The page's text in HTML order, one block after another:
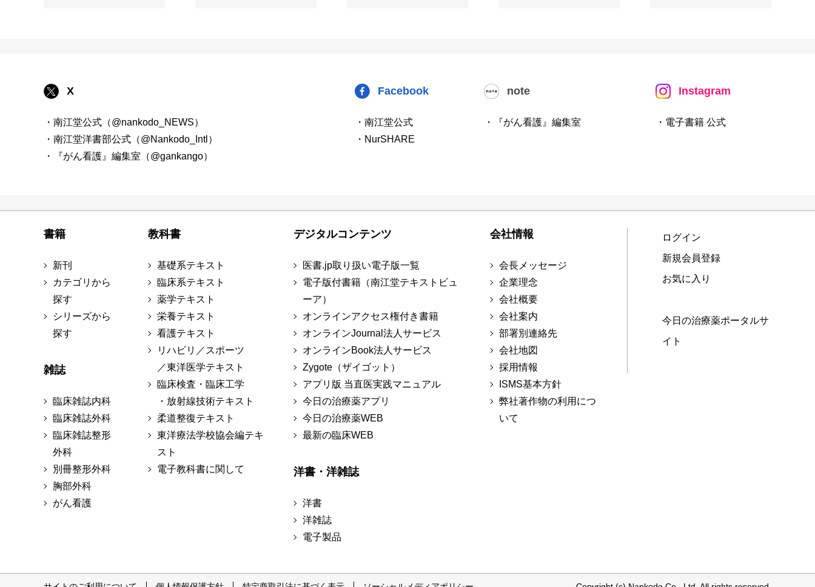
X
・南江堂公式（@nankodo_NEWS）
・南江堂洋書部公式（@Nankodo_Intl）
・『がん看護』編集室（@gankango）
Facebook
・南江堂公式
・NurSHARE
note
・『がん看護』編集室
Instagram
・電子書籍 公式
書籍
新刊
カテゴリから
探す
シリーズから
探す
雑誌
臨床雑誌内科
臨床雑誌外科
臨床雑誌整形
外科
別冊整形外科
胸部外科
がん看護
教科書
基礎系テキスト
臨床系テキスト
薬学テキスト
栄養テキスト
看護テキスト
リハビリ／スポーツ
／東洋医学テキスト
臨床検査・臨床工学
・放射線技術テキスト
柔道整復テキスト
東洋療法学校協会編テキ
スト
電子教科書に関して
デジタルコンテンツ
医書.jp取り扱い電子版一覧
電子版付書籍（南江堂テキストビュ
ーア）
オンラインアクセス権付き書籍
オンラインJournal法人サービス
オンラインBook法人サービス
Zygote（ザイゴット）
アプリ版 当直医実践マニュアル
今日の治療薬アプリ
今日の治療薬WEB
最新の臨床WEB
洋書・洋雑誌
洋書
洋雑誌
電子製品
会社情報
会長メッセージ
企業理念
会社概要
会社案内
部署別連絡先
会社地図
採用情報
ISMS基本方針
弊社著作物の利用につ
いて
ログイン
新規会員登録
お気に入り
今日の治療薬ポータルサ
イト